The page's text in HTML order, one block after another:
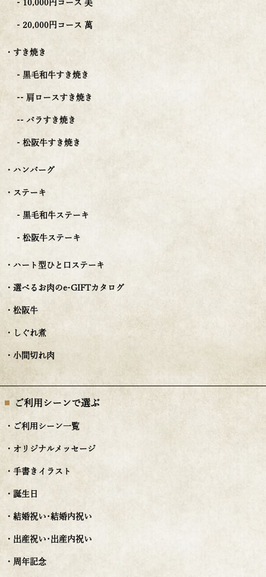
- 10,000円コース 美
- 20,000円コース 萬
・すき焼き
- 黒毛和牛すき焼き
-- 肩ロースすき焼き
-- バラすき焼き
- 松阪牛すき焼き
・ハンバーグ
・ステーキ
- 黒毛和牛ステーキ
- 松阪牛ステーキ
・ハート型ひと口ステーキ
・選べるお肉のe-GIFTカタログ
・松阪牛
・しぐれ煮
・小間切れ肉
ご利用シーンで選ぶ
・ご利用シーン一覧
・オリジナルメッセージ
・手書きイラスト
・誕生日
・結婚祝い･結婚内祝い
・出産祝い･出産内祝い
・周年記念